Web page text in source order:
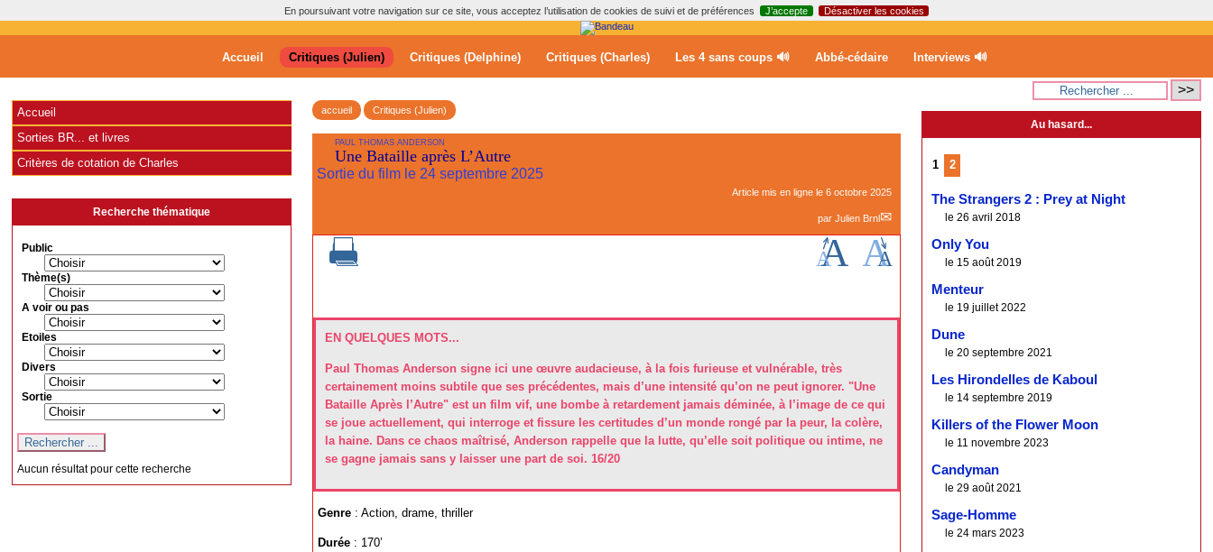
En poursuivant votre navigation sur ce site, vous acceptez l’utilisation de cookies de suivi et de préférences J’accepte Désactiver les cookies
Accueil Critiques (Julien) Critiques (Delphine) Critiques (Charles) Les 4 sans coups 🔊 Abbé-cédaire Interviews 🔊
accueil Critiques (Julien)
PAUL THOMAS ANDERSON
Une Bataille après L’Autre
Sortie du film le 24 septembre 2025
Article mis en ligne le 6 octobre 2025
par Julien Brnl
EN QUELQUES MOTS...
Paul Thomas Anderson signe ici une œuvre audacieuse, à la fois furieuse et vulnérable, très
certainement moins subtile que ses précédentes, mais d’une intensité qu’on ne peut ignorer. "Une
Bataille Après l’Autre" est un film vif, une bombe à retardement jamais déminée, à l’image de ce qui
se joue actuellement, qui interroge et fissure les certitudes d’un monde rongé par la peur, la colère,
la haine. Dans ce chaos maîtrisé, Anderson rappelle que la lutte, qu’elle soit politique ou intime, ne
se gagne jamais sans y laisser une part de soi. 16/20
Genre : Action, drame, thriller
Durée : 170’
Accueil
Sorties BR... et livres
Critères de cotation de Charles
Recherche thématique
Public
Thème(s)
A voir ou pas
Etoiles
Divers
Sortie
Aucun résultat pour cette recherche
Au hasard...
1 2
The Strangers 2 : Prey at Night
le 26 avril 2018
Only You
le 15 août 2019
Menteur
le 19 juillet 2022
Dune
le 20 septembre 2021
Les Hirondelles de Kaboul
le 14 septembre 2019
Killers of the Flower Moon
le 11 novembre 2023
Candyman
le 29 août 2021
Sage-Homme
le 24 mars 2023